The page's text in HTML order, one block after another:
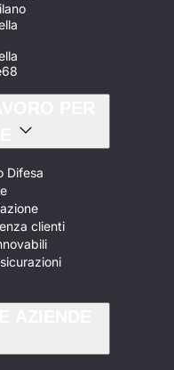
Difesa
clienti